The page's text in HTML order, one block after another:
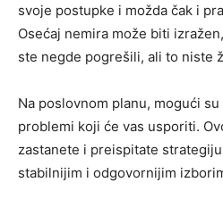
svoje postupke i možda čak i
Osećaj nemira može biti
ste negde pogrešili, ali to niste
Na poslovnom planu, mogući
problemi koji će vas usporiti.
zastanete i preispitate
stabilnijim i odgovornijim